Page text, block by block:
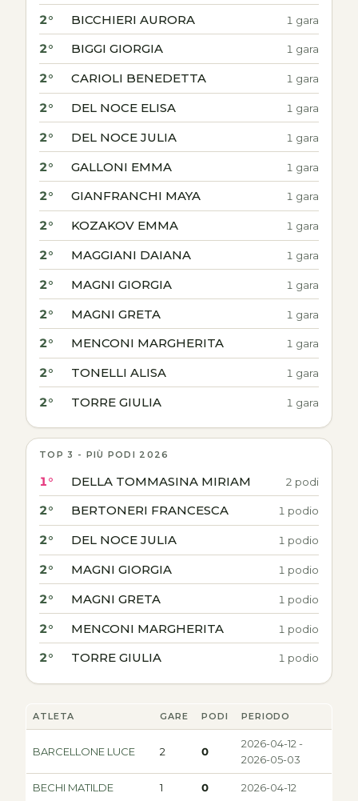
2° BICCHIERI AURORA 1 gara
2° BIGGI GIORGIA 1 gara
2° CARIOLI BENEDETTA 1 gara
2° DEL NOCE ELISA 1 gara
2° DEL NOCE JULIA 1 gara
2° GALLONI EMMA 1 gara
2° GIANFRANCHI MAYA 1 gara
2° KOZAKOV EMMA 1 gara
2° MAGGIANI DAIANA 1 gara
2° MAGNI GIORGIA 1 gara
2° MAGNI GRETA 1 gara
2° MENCONI MARGHERITA 1 gara
2° TONELLI ALISA 1 gara
2° TORRE GIULIA 1 gara
TOP 3 - PIÙ PODI 2026
1° DELLA TOMMASINA MIRIAM 2 podi
2° BERTONERI FRANCESCA 1 podio
2° DEL NOCE JULIA 1 podio
2° MAGNI GIORGIA 1 podio
2° MAGNI GRETA 1 podio
2° MENCONI MARGHERITA 1 podio
2° TORRE GIULIA 1 podio
ATLETA GARE PODI PERIODO
BARCELLONE LUCE 2 0
2026-04-12 -
2026-05-03
BECHI MATILDE 1 0 2026-04-12